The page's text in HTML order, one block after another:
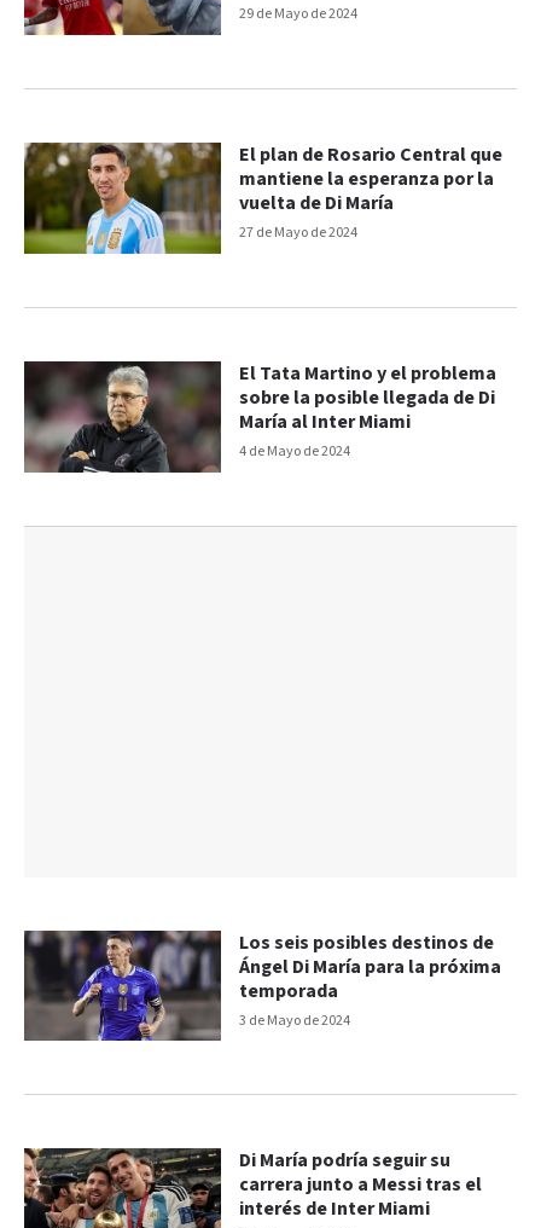
29 de Mayo de 2024
27 de Mayo de 2024
El plan de Rosario Central que
mantiene la esperanza por la
vuelta de Di María
4 de Mayo de 2024
El Tata Martino y el problema
sobre la posible llegada de Di
María al Inter Miami
3 de Mayo de 2024
Los seis posibles destinos de
Ángel Di María para la próxima
temporada
Di María podría seguir su
carrera junto a Messi tras el
interés de Inter Miami